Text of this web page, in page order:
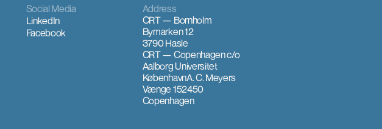
Social Media
LinkedIn
Facebook
Address
CRT — Bornholm
Bymarken 12
3790 Hasle
CRT — Copenhagenc/o
Aalborg Universitet
KøbenhavnA. C. Meyers
Vænge 152450
Copenhagen